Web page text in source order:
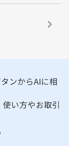
ンからAIに相
使い方やお取引